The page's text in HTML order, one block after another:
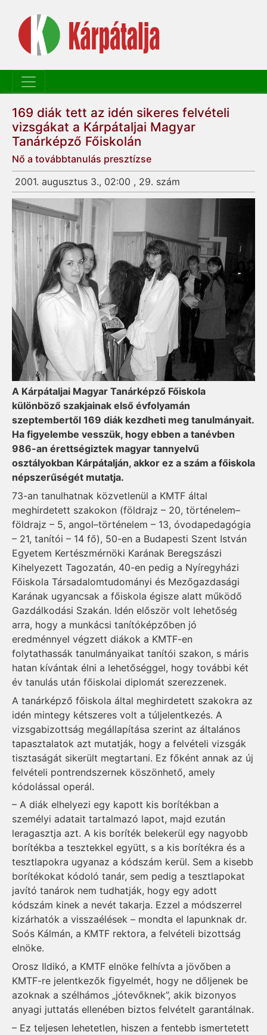
169 diák tett az idén sikeres felvételi
vizsgákat a Kárpátaljai Magyar
Tanárképző Főiskolán
Nő a továbbtanulás presztízse
2001. augusztus 3., 02:00 , 29. szám
A Kárpátaljai Magyar Tanárképző Főiskola
különböző szakjainak első évfolyamán
szeptembertől 169 diák kezdheti meg tanulmányait.
Ha figyelembe vesszük, hogy ebben a tanévben
986-an érettségiztek magyar tan­nyelvű
osztályokban Kárpátalján, akkor ez a szám a főiskola
népszerűségét mutatja.
73-an tanulhatnak közvetlenül a KMTF által
meghirdetett szakokon (földrajz – 20, történelem–
földrajz – 5, angol–történelem – 13, óvodapedagógia
– 21, tanítói – 14 fő), 50-en a Budapesti Szent István
Egyetem Kertészmérnöki Karának Beregszászi
Kihelyezett Tagozatán, 40-en pedig a Nyíregyházi
Főiskola Társadalomtudományi és Mezőgazdasági
Karának ugyan­­­­csak a főiskola égisze alatt működő
Gazdálkodási Szakán. Idén először volt lehetőség
arra, hogy a munkácsi tanítóképzőben jó
eredménnyel végzett diákok a KMTF-en
folytathassák tanulmányaikat tanítói szakon, s máris
hatan kívántak élni a lehetőséggel, hogy további két
év tanulás után főiskolai diplomát szerezzenek.
A tanárképző főiskola által meghirdetett szakokra az
idén mintegy kétszeres volt a túljelentkezés. A
vizsgabizottság megállapítása szerint az általános
tapasztalatok azt mutatják, hogy a felvételi vizsgák
tisztaságát sikerült megtartani. Ez főként annak az új
felvételi pontrendszernek köszönhető, amely
kódolással operál.
– A diák elhelyezi egy kapott kis borítékban a
személyi adatait tartalmazó lapot, majd ezután
leragasztja azt. A kis boríték belekerül egy nagyobb
borítékba a tesztekkel együtt, s a kis borítékra és a
tesztlapokra ugyanaz a kódszám kerül. Sem a kisebb
borítékokat kódoló tanár, sem pedig a tesztlapokat
javító tanárok nem tudhatják, hogy egy adott
kódszám kinek a nevét takarja. Ezzel a módszerrel
kizárhatók a visszaélések – mondta el lapunknak dr.
Soós Kálmán, a KMTF rektora, a felvételi bizottság
elnöke.
Orosz Ildikó, a KMTF elnöke felhívta a jövőben a
KMTF-re jelentkezők figyelmét, hogy ne dőljenek be
azoknak a szélhámos „jótevőknek”, akik bizonyos
anyagi juttatás ellenében biztos felvételt garantálnak.
– Ez teljesen lehetetlen, hiszen a fentebb ismertetett